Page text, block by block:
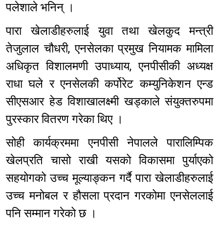
पलेशाले भनिन् ।
पारा खेलाडीहरुलाई युवा तथा खेलकुद मन्त्री
तेजुलाल चौधरी, एनसेलका प्रमुख नियामक मामिला
अधिकृत विशालमणी उपाध्याय, एनपीसीकी अध्यक्ष
राधा घले र एनसेलकी कर्पोरेट कम्युनिकेशन एन्ड
सीएसआर हेड विशाखालक्ष्मी खड्काले संयुक्तरुपमा
पुरस्कार वितरण गरेका थिए ।
सोही कार्यक्रममा एनपीसी नेपालले पारालिम्पिक
खेलप्रति चासो राखी यसको विकासमा पुर्याएको
सहयोगको उच्च मूल्याङ्कन गर्दै पारा खेलाडीहरुलाई
उच्च मनोबल र हौसला प्रदान गरकोमा एनसेललाई
पनि सम्मान गरेको छ ।